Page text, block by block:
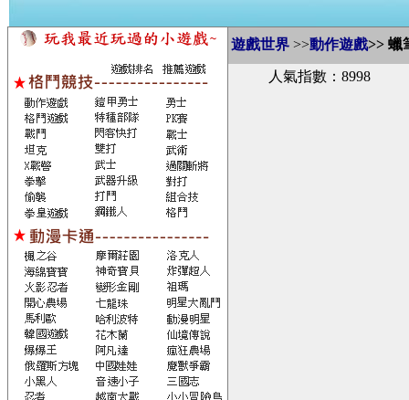
遊戲世界 >>動作遊戲>> 蠟
人氣指數：8998